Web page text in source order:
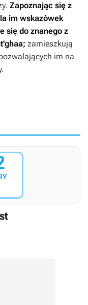
Zapoznając się z
im wskazówek
się do znanego z
zamieszkują
im na